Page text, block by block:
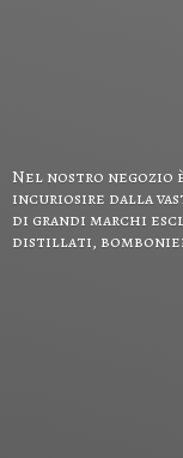
Nel nostro negozio
incuriosire dalla
di grandi marchi
distillati,